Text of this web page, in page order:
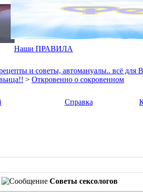
Наши ПРАВИЛА
и советы, автомануалы.. всё для
> Откровенно о сокровенном
Справка
Советы сексологов